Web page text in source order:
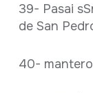
39- Pasai
de San
40-